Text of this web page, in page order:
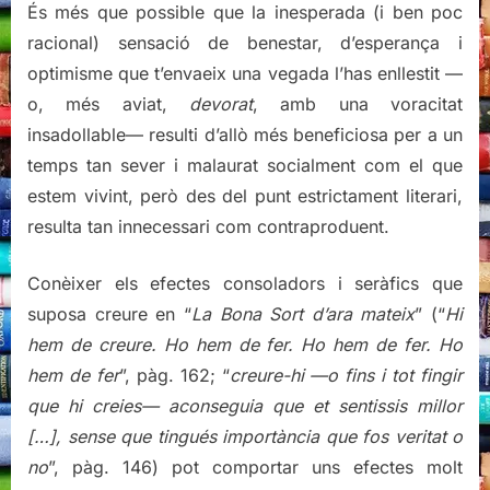
És més que possible que la inesperada (i ben poc
racional) sensació de benestar, d’esperança i
optimisme que t’envaeix una vegada l’has enllestit —
o, més aviat, devorat, amb una voracitat
insadollable— resulti d’allò més beneficiosa per a un
temps tan sever i malaurat socialment com el que
estem vivint, però des del punt estrictament literari,
resulta tan innecessari com contraproduent.
Conèixer els efectes consoladors i seràfics que
suposa creure en “La Bona Sort d’ara mateix” (“Hi
hem de creure. Ho hem de fer. Ho hem de fer. Ho
hem de fer”, pàg. 162; “creure-hi —o fins i tot fingir
que hi creies— aconseguia que et sentissis millor
[…], sense que tingués importància que fos veritat o
no”, pàg. 146) pot comportar uns efectes molt